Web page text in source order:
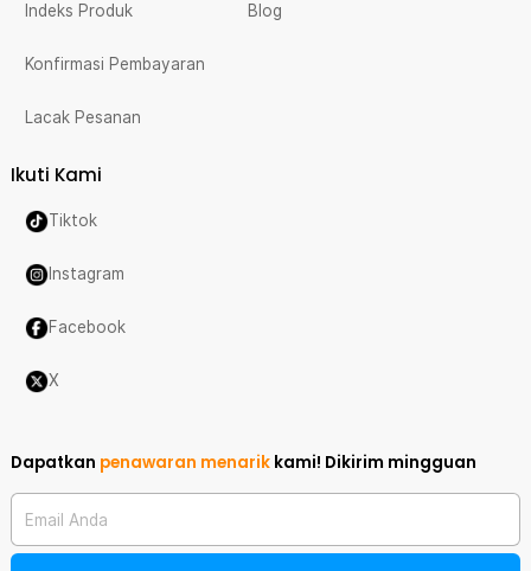
Indeks Produk
Konfirmasi Pembayaran
Lacak Pesanan
Blog
Ikuti Kami
Tiktok
Instagram
Facebook
X
Dapatkan penawaran menarik kami! Dikirim mingguan
Email Anda